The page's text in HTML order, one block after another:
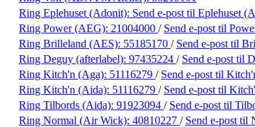
Ring Eplehuset (Adonit): Send e-post til Eplehuset
Ring Power (AEG): 21004000 / Send e-post til
Ring Brilleland (AES): 55185170 / Send e-post til
Ring Deguy (afterlabel): 97435224 / Send e-post til
Ring Kitch'n (Aga): 51116279 / Send e-post til
Ring Kitch'n (Aida): 51116279 / Send e-post til
Ring Tilbords (Aida): 91923094 / Send e-post til
Ring Normal (Air Wick): 40810227 / Send e-post til